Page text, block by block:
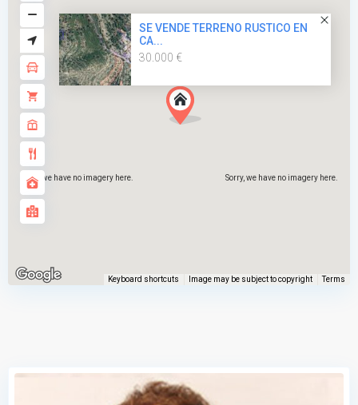
Sorry, we have no imagery here.
Sorry, we have no imagery here.
SE VENDE TERRENO RUSTICO EN
CA...
30.000 €
Keyboard shortcuts Image may be subject to copyright Terms